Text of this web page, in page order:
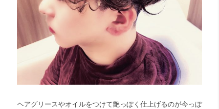
ヘアグリースやオイルをつけて艶っぽく仕上げるのが今っぽ